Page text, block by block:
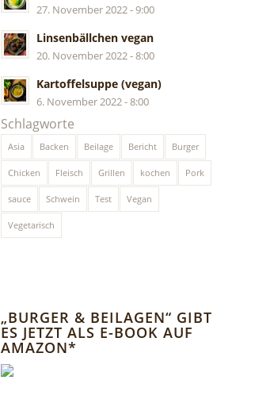
27. November 2022 - 9:00
Linsenbällchen vegan
20. November 2022 - 8:00
Kartoffelsuppe (vegan)
6. November 2022 - 8:00
Schlagworte
Asia Backen Beilage Bericht Burger
Chicken Fleisch Grillen kochen Pork
sauce Schwein Test Vegan
Vegetarisch
„BURGER & BEILAGEN“ GIBT
ES JETZT ALS E-BOOK AUF
AMAZON*